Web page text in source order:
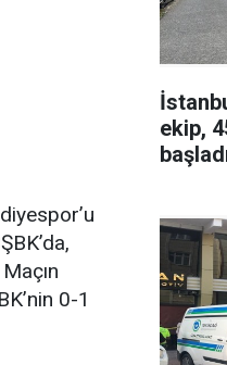
0-1
ekip,